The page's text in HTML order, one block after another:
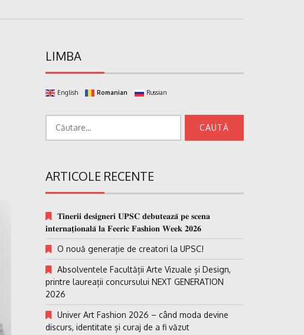
LIMBA
English Romanian Russian
după:
ARTICOLE RECENTE
𝐓𝐢𝐧𝐞𝐫𝐢𝐢 𝐝𝐞𝐬𝐢𝐠𝐧𝐞𝐫𝐢 𝐔𝐏𝐒𝐂 𝐝𝐞𝐛𝐮𝐭𝐞𝐚𝐳𝐚̆ 𝐩𝐞 𝐬𝐜𝐞𝐧𝐚
𝐢𝐧𝐭𝐞𝐫𝐧𝐚𝐭̗𝐢𝐨𝐧𝐚𝐥𝐚̆ 𝐥𝐚 𝐅𝐞𝐞𝐫𝐢𝐜 𝐅𝐚𝐬𝐡𝐢𝐨𝐧 𝐖𝐞𝐞𝐤 𝟐𝟎𝟐𝟔
O nouă generație de creatori la UPSC!
Absolventele Facultății Arte Vizuale și Design,
printre laureații concursului NEXT GENERATION
2026
Univer Art Fashion 2026 – când moda devine
discurs, identitate și curaj de a fi văzut